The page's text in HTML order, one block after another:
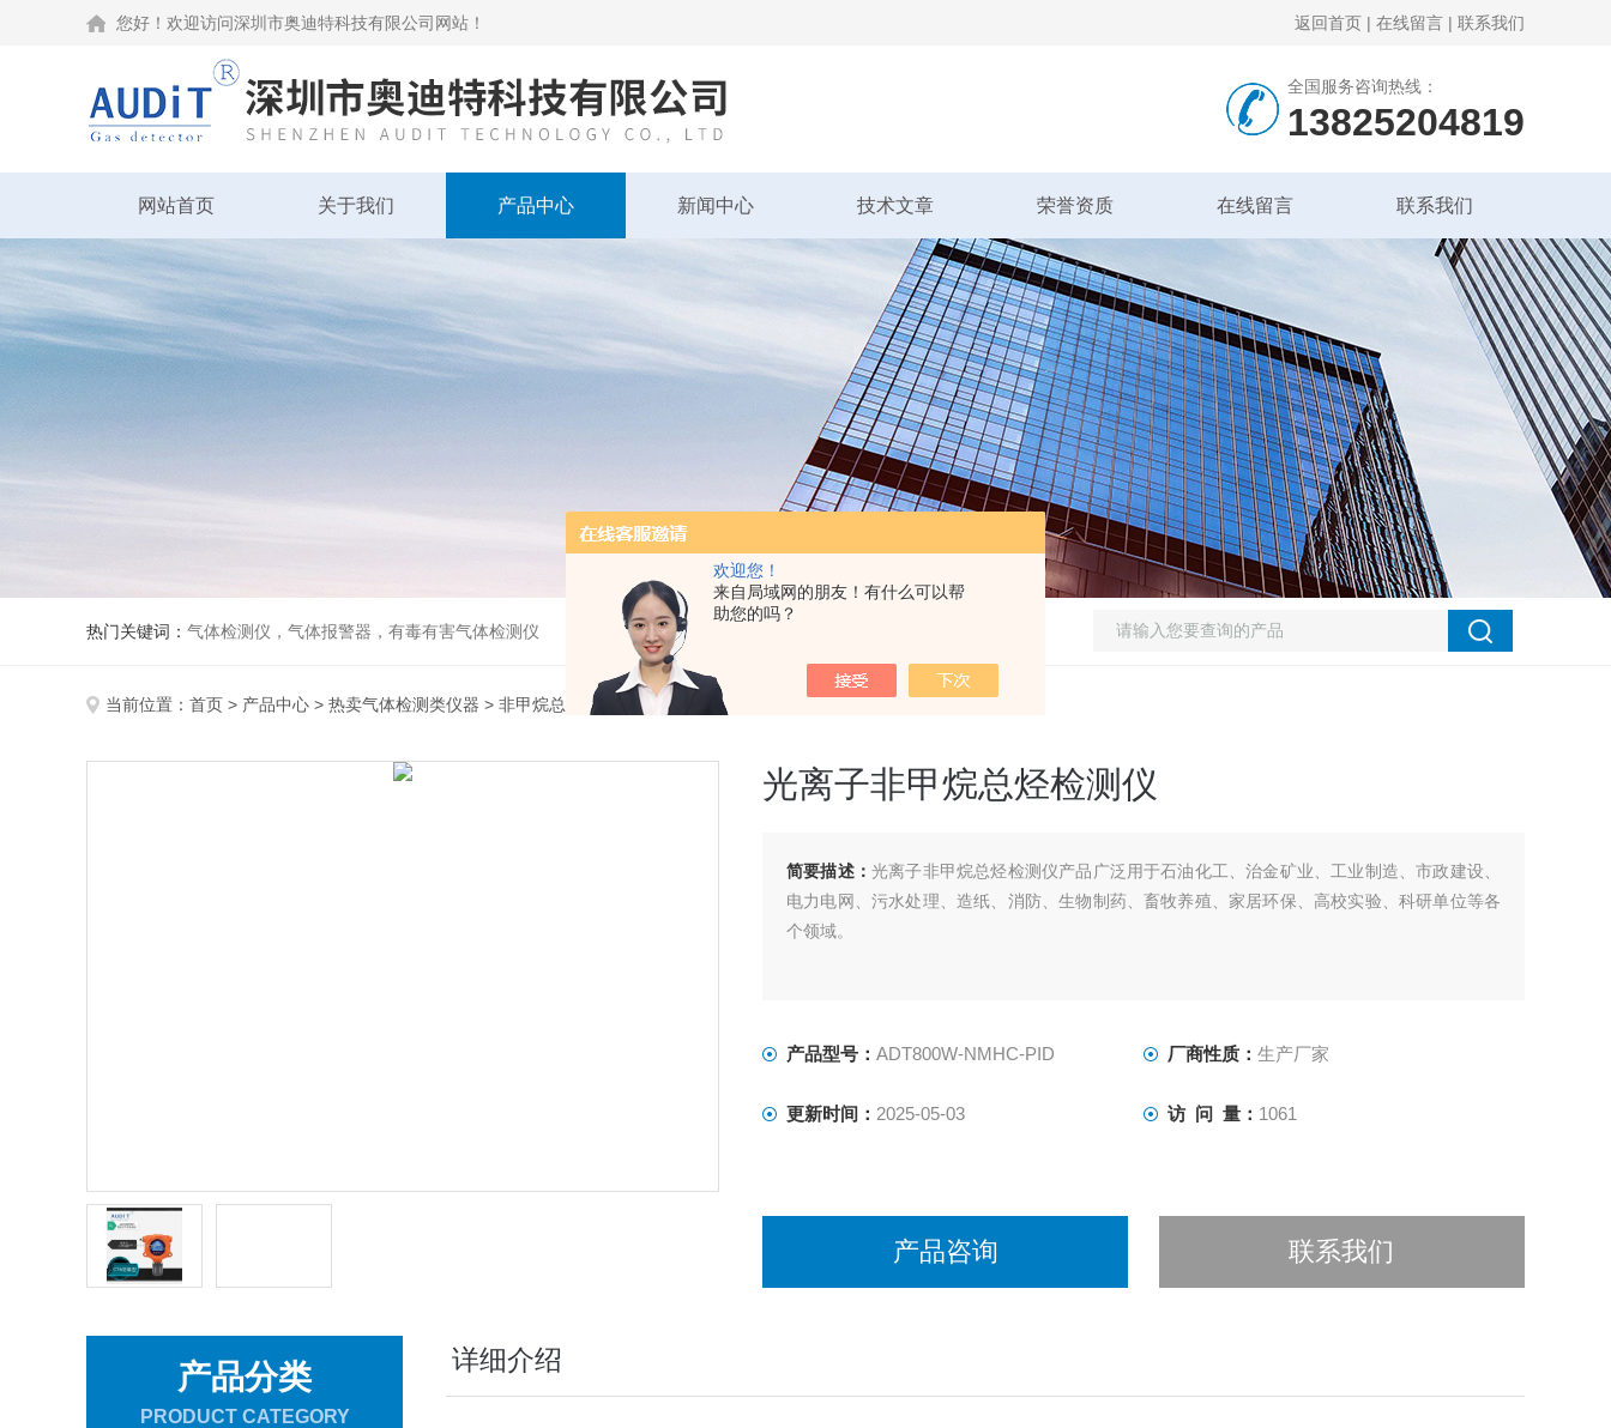
欢迎您！
来自局域网的朋友！有什么可以帮
助您的吗？
您好！欢迎访问深圳市奥迪特科技有限公司网站！ 返回首页 | 在线留言 | 联系我们
全国服务咨询热线：
13825204819
网站首页 关于我们 产品中心 新闻中心 技术文章 荣誉资质 在线留言 联系我们
热门关键词： 气体检测仪，气体报警器，有毒有害气体检测仪
当前位置： 首页 > 产品中心 > 热卖气体检测类仪器 > 非甲烷总烃检测仪 > ADT800W-NMHC-PID光离子非甲烷总烃检测仪
光离子非甲烷总烃检测仪
简要描述： 光离子非甲烷总烃检测仪产品广泛用于石油化工、治金矿业、工业制造、市政建设、
电力电网、污水处理、造纸、消防、生物制药、畜牧养殖、家居环保、高校实验、科研单位等各
个领域。
产品型号： ADT800W-NMHC-PID 厂商性质： 生产厂家
更新时间： 2025-05-03 访 问 量： 1061
产品咨询 联系我们
产品分类
PRODUCT CATEGORY
详细介绍